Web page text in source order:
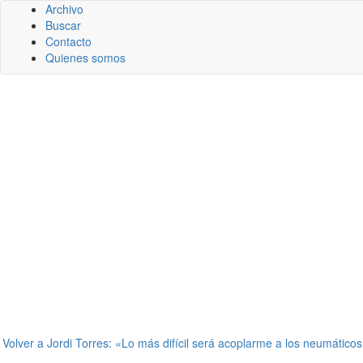
Archivo
Buscar
Contacto
Quienes somos
Volver a Jordi Torres: «Lo más difícil será acoplarme a los